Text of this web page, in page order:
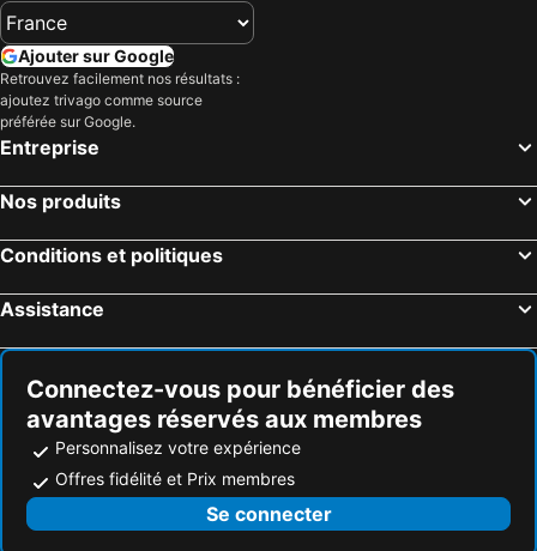
Ajouter sur Google
Retrouvez facilement nos résultats :
ajoutez trivago comme source
préférée sur Google.
Entreprise
Nos produits
Conditions et politiques
Assistance
Connectez-vous pour bénéficier des
avantages réservés aux membres
Personnalisez votre expérience
Offres fidélité et Prix membres
Se connecter